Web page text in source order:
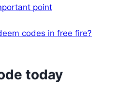
point
codes in free fire?
today